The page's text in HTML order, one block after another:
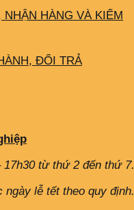
HÀNG VÀ KIỂM
ĐỔI TRẢ
từ thứ 2 đến thứ 7.
ngày lễ tết theo quy định.